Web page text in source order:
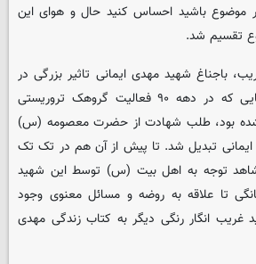
موضوع باشید احساس ‌کنید حال و هوای این
تقسیم شد.
باجناغ شهید مهدی ایمانی تاثیر بزرگی در
زندگی او داشت و از جایی که در دهه ۹۰ فعالیت گروهک تروریستی
بود، طلب شهادت از حضرت معصومه (س)
تبدیل شد. تا پیش از آن هم در تک تک
توجه به اهل بیت (س) توسط این شهید
تا علاقه به روضه و مسائل معنوی وجود
غریب انگار رنگی دیگر به کتاب زندگی مهدی